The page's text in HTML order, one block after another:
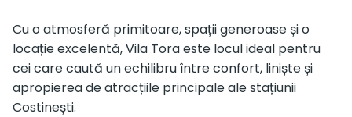
Cu o atmosferă primitoare, spații generoase și o
locație excelentă, Vila Tora este locul ideal pentru
cei care caută un echilibru între confort, liniște și
apropierea de atracțiile principale ale stațiunii
Costinești.